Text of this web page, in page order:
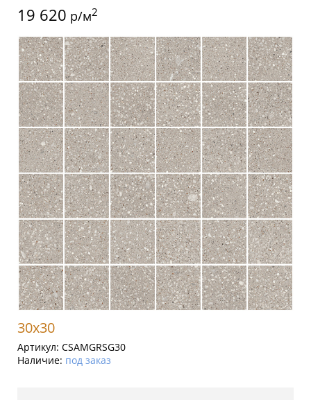
19 620 р/м2
30x30
Артикул: CSAMGRSG30
Наличие: под заказ